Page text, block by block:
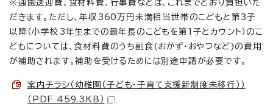
※通園送迎費、食材料費、行事費などは、これまでどおり負担いた
だきます。ただし、年収360万円未満相当世帯のこどもと第3子
以降（小学校3年生までの最年長のこどもを第1子とカウント）のこ
どもについては、食材料費のうち副食(おかず・おやつなど)の費用
が補助されます。補助を受けるためには別途申請が必要です。
案内チラシ（幼稚園（子ども・子育て支援新制度未移行））
（PDF 459.3KB）